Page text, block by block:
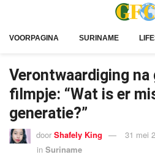
VOORPAGINA SURINAME
Verontwaardiging na
filmpje: “Wat is er
generatie?”
door Shafely King
31 mei
in Suriname